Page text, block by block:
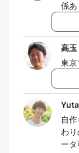
係あ
高玉
東京
自
わ
ー